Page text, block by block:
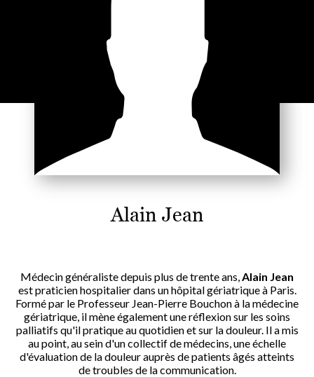
Alain Jean
Médecin généraliste depuis plus de trente ans, Alain Jean
est praticien hospitalier dans un hôpital gériatrique à Paris.
Formé par le Professeur Jean-Pierre Bouchon à la médecine
gériatrique, il mène également une réflexion sur les soins
palliatifs qu'il pratique au quotidien et sur la douleur. Il a mis
au point, au sein d'un collectif de médecins, une échelle
d'évaluation de la douleur auprès de patients âgés atteints
de troubles de la communication.